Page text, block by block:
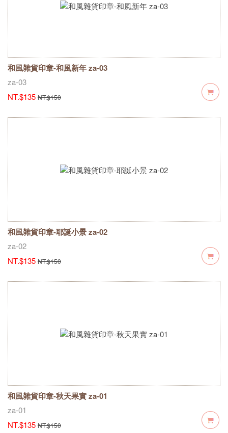
和風雜貨印章-和風新年 za-03
za-03
NT.$135 NT.$150
和風雜貨印章-耶誕小景 za-02
za-02
NT.$135 NT.$150
和風雜貨印章-秋天果實 za-01
za-01
NT.$135 NT.$150